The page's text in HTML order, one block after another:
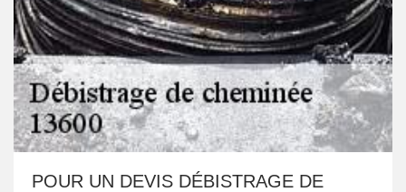
POUR UN DEVIS DÉBISTRAGE DE